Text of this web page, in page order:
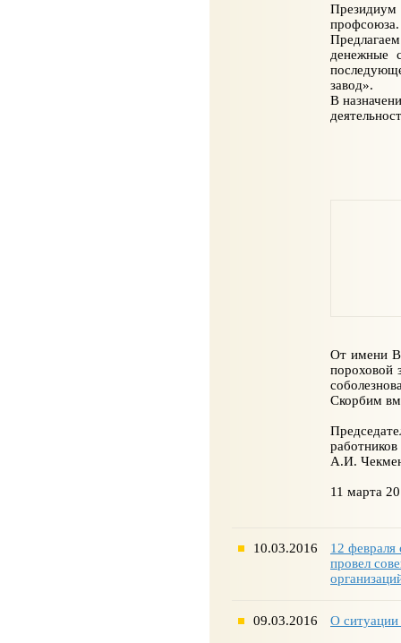
профсоюза.
денежные
завод».
В
От имени
пороховой
Скорбим
А.И.
11 марта
10.03.2016
12
провел
09.03.2016 О ситуации